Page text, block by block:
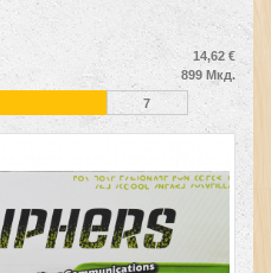
14,62 €
899 Мкд.
7